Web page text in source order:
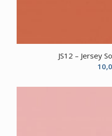
JS12 – Jersey